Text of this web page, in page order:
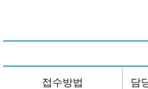
접수방법 담